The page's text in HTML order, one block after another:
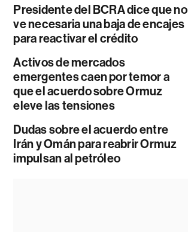
Presidente del BCRA dice que no
ve necesaria una baja de encajes
para reactivar el crédito
Activos de mercados
emergentes caen por temor a
que el acuerdo sobre Ormuz
eleve las tensiones
Dudas sobre el acuerdo entre
Irán y Omán para reabrir Ormuz
impulsan al petróleo